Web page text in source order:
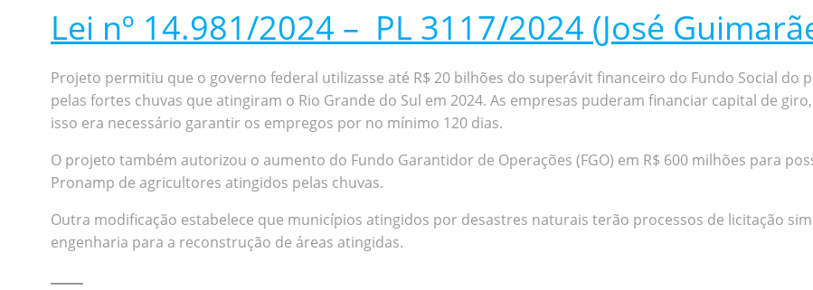
Lei nº 14.981/2024 – PL 3117/2024 (José
Projeto permitiu que o governo federal utilizasse até R$ 20 bilhões do superávit financeiro do Fundo Social do
pelas fortes chuvas que atingiram o Rio Grande do Sul em 2024. As empresas puderam financiar capital de
isso era necessário garantir os empregos por no mínimo 120 dias.
O projeto também autorizou o aumento do Fundo Garantidor de Operações (FGO) em R$ 600 milhões para
Pronamp de agricultores atingidos pelas chuvas.
Outra modificação estabelece que municípios atingidos por desastres naturais terão processos de licitação
engenharia para a reconstrução de áreas atingidas.